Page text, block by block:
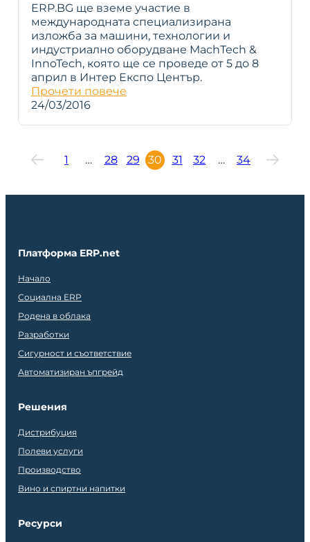
ERP.BG ще вземе участие в
международната специализирана
изложба за машини, технологии и
индустриално оборудване MachTech &
InnoTech, която ще се проведе от 5 до 8
април в Интер Експо Център.
Прочети повече
24/03/2016
1 … 28 29 30 31 32 … 34
Платформа ERP.net
Начало
Социална ERP
Родена в облака
Разработки
Сигурност и съответствие
Автоматизиран ъпгрейд
Решения
Дистрибуция
Полеви услуги
Производство
Вино и спиртни напитки
Ресурси